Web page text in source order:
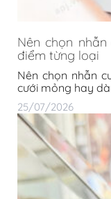
Nên chọn
điểm từng loại
Nên chọn nhẫn
cưới mỏng hay
25/07/2026